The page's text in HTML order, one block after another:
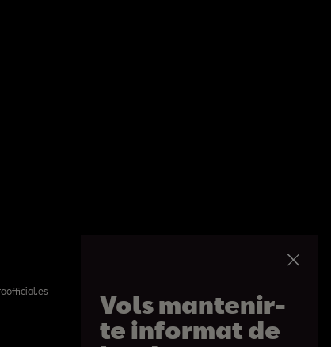
Vols mantenir-
te informat de